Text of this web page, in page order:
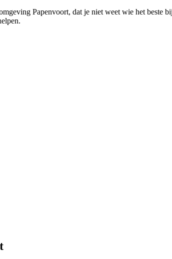
Papenvoort, dat je niet weet wie het beste